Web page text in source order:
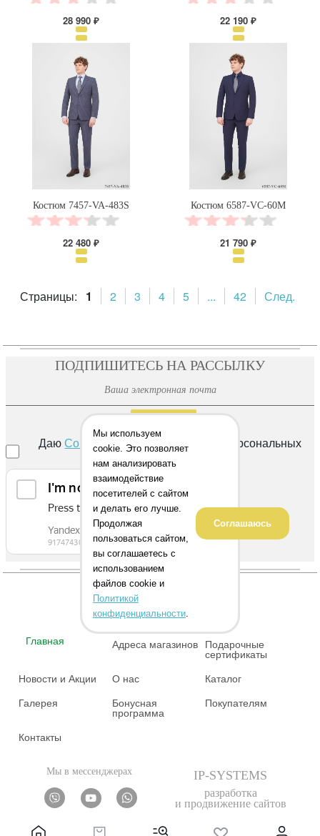
28 990 ₽ 22 190 ₽
Костюм 7457-VA-483S
22 480 ₽
Костюм 6587-VC-60M
21 790 ₽
Страницы: 1 2 3 4 5 ... 42 След.
ПОДПИШИТЕСЬ НА РАССЫЛКУ
ДаюСогласиена обработку своих персональных
данных
Главная Адреса магазинов
Подарочные
сертификаты
Новости и Акции О нас Каталог
Галерея
Бонусная
программа
Покупателям
Контакты
Мы в мессенджерах IP-SYSTEMS
разработка
и продвижение сайтов
Мы используем
cookie. Это позволяет
нам анализировать
взаимодействие
посетителей с сайтом
и делать его лучше.
Продолжая
пользоваться сайтом,
вы соглашаетесь с
использованием
файлов cookie и
Политикой
конфиденциальности.
Соглашаюсь